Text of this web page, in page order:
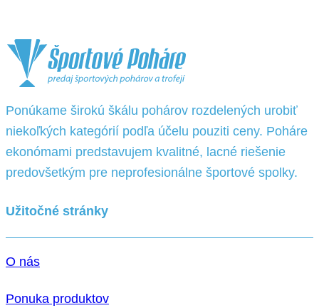
Ponúkame širokú škálu pohárov rozdelených urobiť
niekoľkých kategórií podľa účelu pouziti ceny. Poháre
ekonómami predstavujem kvalitné, lacné riešenie
predovšetkým pre neprofesionálne športové spolky.
Užitočné stránky
O nás
Ponuka produktov